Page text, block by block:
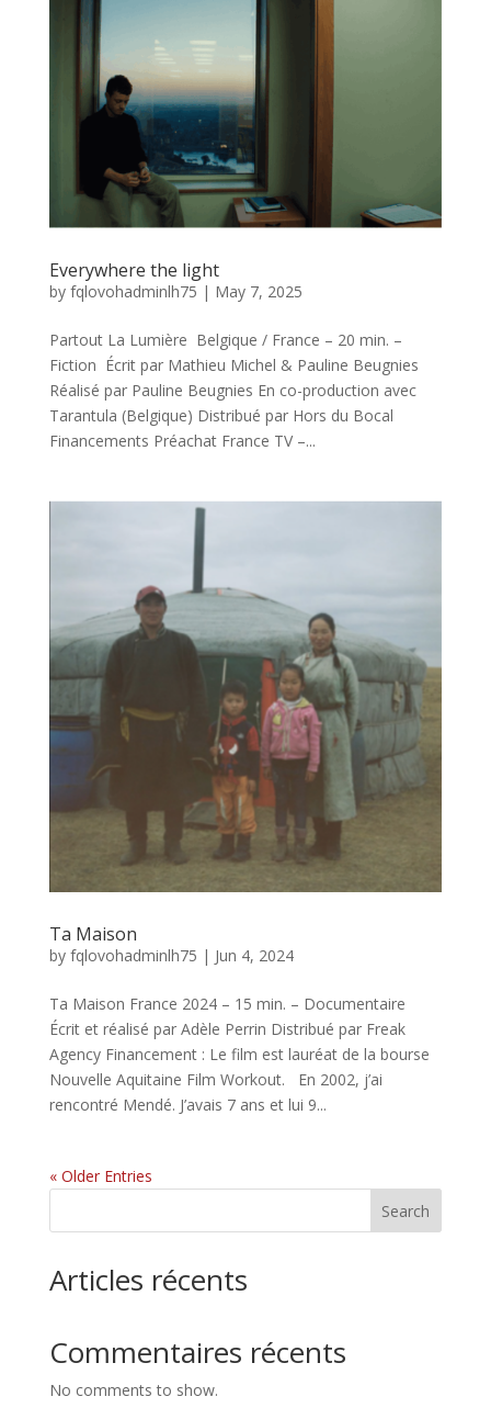
Everywhere the light
by fqlovohadminlh75 | May 7, 2025
Partout La Lumière Belgique / France – 20 min. –
Fiction Écrit par Mathieu Michel & Pauline Beugnies
Réalisé par Pauline Beugnies En co-production avec
Tarantula (Belgique) Distribué par Hors du Bocal
Financements Préachat France TV –...
Ta Maison
by fqlovohadminlh75 | Jun 4, 2024
Ta Maison France 2024 – 15 min. – Documentaire
Écrit et réalisé par Adèle Perrin Distribué par Freak
Agency Financement : Le film est lauréat de la bourse
Nouvelle Aquitaine Film Workout. En 2002, j’ai
rencontré Mendé. J’avais 7 ans et lui 9...
« Older Entries
Search
Articles récents
Commentaires récents
No comments to show.